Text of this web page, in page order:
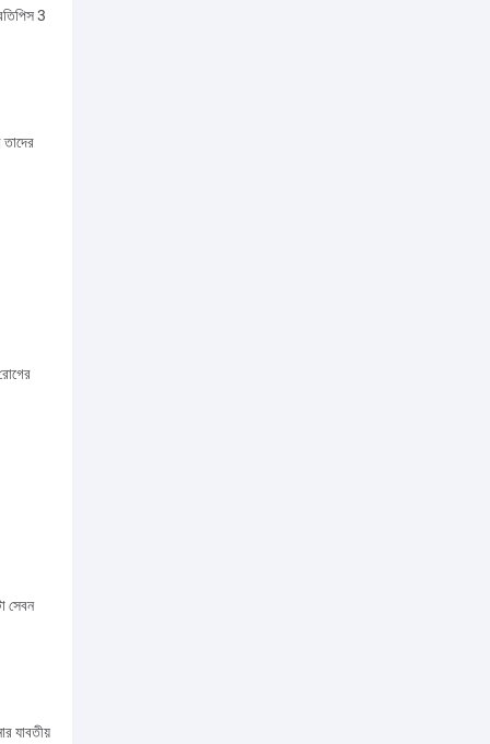
3
সেবন
যাবতীয়